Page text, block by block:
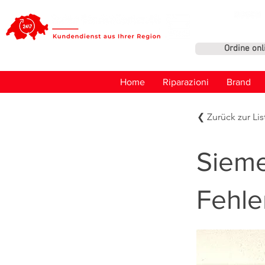
Ordine
Home Riparazioni Brand
❮ Zurück zur